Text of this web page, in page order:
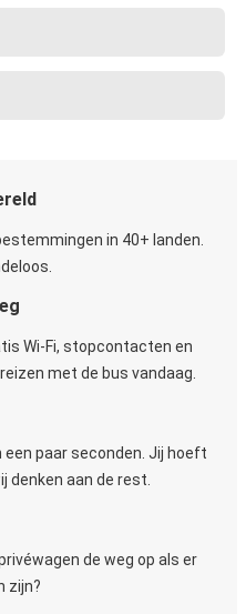
in 40+ landen.
Wi-Fi, stopcontacten en
met de bus vandaag.
paar seconden. Jij hoeft
denken aan de rest.
de weg op als er
zijn?